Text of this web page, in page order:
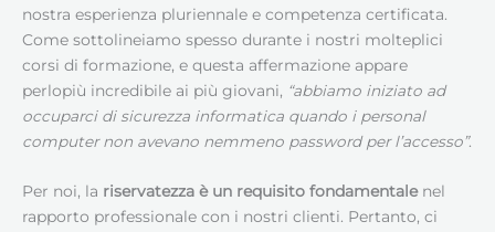
nostra esperienza pluriennale e competenza certificata.
Come sottolineiamo spesso durante i nostri molteplici
corsi di formazione, e questa affermazione appare
perlopiù incredibile ai più giovani, “abbiamo iniziato ad
occuparci di sicurezza informatica quando i personal
computer non avevano nemmeno password per l’accesso”.
Per noi, la riservatezza è un requisito fondamentalenel
rapporto professionale con i nostri clienti. Pertanto, ci